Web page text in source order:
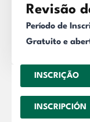
Revisão
Período de
Gratuito e
INSCRIÇÃO
INSCRIPCIÓN